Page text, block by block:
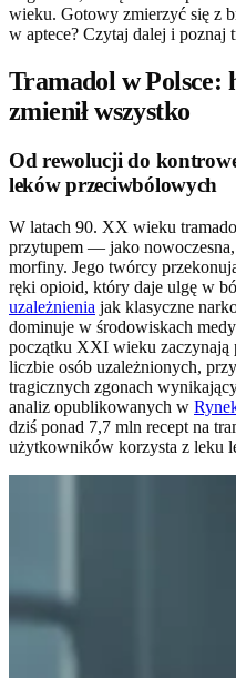
wieku. Gotowy zmierzyć się z
w aptece? Czytaj dalej i poznaj
Tramadol w
zmienił wszystko
Od rewolucji do
leków przeciwbólowych
W latach 90. XX wieku
przytupem — jako nowoczesna,
morfiny. Jego twórcy
ręki opioid, który daje ulgę w
uzależnienia jak klasyczne
dominuje w środowiskach
początku XXI wieku zaczynają
liczbie osób uzależnionych,
tragicznych zgonach
analiz opublikowanych w
dziś ponad 7,7 mln recept na
użytkowników korzysta z leku